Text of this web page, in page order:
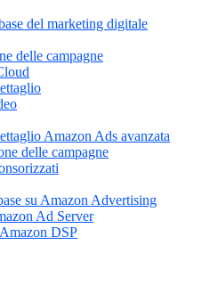
del marketing digitale
delle campagne
Amazon Ads avanzata
delle campagne
su Amazon Advertising
Ad Server
DSP